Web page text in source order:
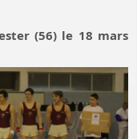
(56) le 18 mars